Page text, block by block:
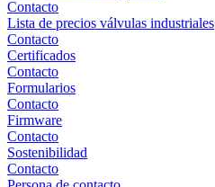
Contacto
Lista de precios válvulas industriales
Contacto
Certificados
Contacto
Formularios
Contacto
Firmware
Contacto
Sostenibilidad
Contacto